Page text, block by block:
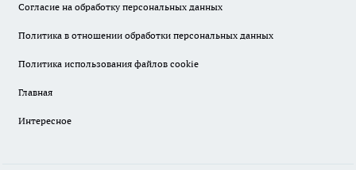
Согласие на обработку персональных данных
Политика в отношении обработки персональных данных
Политика использования файлов cookie
Главная
Интересное